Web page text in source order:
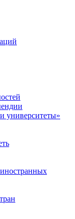
университеты»